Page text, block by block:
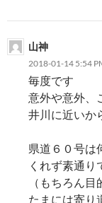
山神
2018-01-14 5:54
毎度です
意外や意外、
井川に近いか
県道６０号は
くれず素通り
（もちろん
たまには寄り